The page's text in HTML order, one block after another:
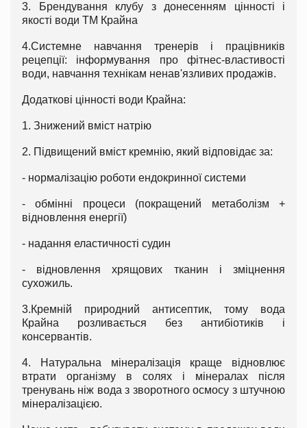
3. Брендування клубу з донесенням цінності і
якості води ТМ Крайна
4.Системне навчання тренерів і працівників
рецепції: інформування про фітнес-властивості
води, навчання технікам ненав'язливих продажів.
Додаткові цінності води Крайна:
1. Знижений вміст натрію
2. Підвищений вміст кремнію, який відповідає за:
- нормалізацію роботи ендокринної системи
- обмінні процеси (покращений метаболізм +
відновлення енергії)
- надання еластичності судин
- відновлення хрящових тканин і зміцнення
сухожиль.
3.Кремній природний антисептик, тому вода
Крайна розливається без антибіотиків і
консервантів.
4. Натуральна мінералізація краще відновлює
втрати організму в солях і мінералах після
тренувань ніж вода з зворотного осмосу з штучною
мінералізацією.